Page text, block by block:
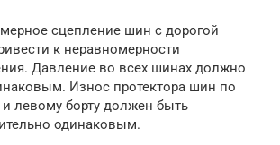
сцепление шин с дорогой
к неравномерности
Давление во всех шинах должно
Износ протектора шин по
левому борту должен быть
одинаковым.